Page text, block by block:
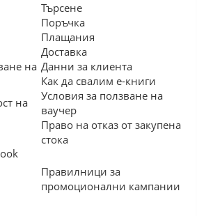
на
на
Търсене
Поръчка
Плащания
Доставка
Данни за клиента
Как да свалим е-книги
Условия за ползване на
ваучер
Право на отказ от закупена
стока
Правилници за
промоционални кампании